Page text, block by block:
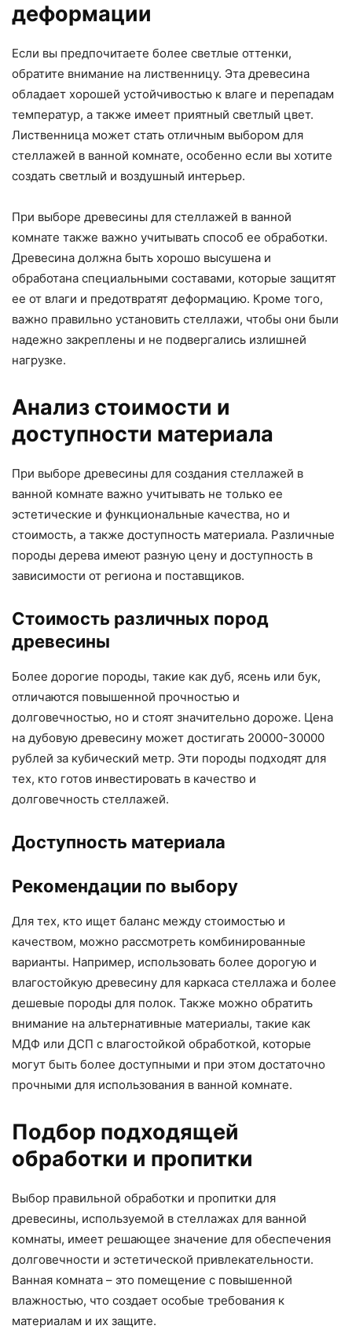
деформации
Если вы предпочитаете более светлые оттенки,
обратите внимание на лиственницу. Эта древесина
обладает хорошей устойчивостью к влаге и перепадам
температур, а также имеет приятный светлый цвет.
Лиственница может стать отличным выбором для
стеллажей в ванной комнате, особенно если вы хотите
создать светлый и воздушный интерьер.
При выборе древесины для стеллажей в ванной
комнате также важно учитывать способ ее обработки.
Древесина должна быть хорошо высушена и
обработана специальными составами, которые защитят
ее от влаги и предотвратят деформацию. Кроме того,
важно правильно установить стеллажи, чтобы они были
надежно закреплены и не подвергались излишней
нагрузке.
Анализ стоимости и
доступности материала
При выборе древесины для создания стеллажей в
ванной комнате важно учитывать не только ее
эстетические и функциональные качества, но и
стоимость, а также доступность материала. Различные
породы дерева имеют разную цену и доступность в
зависимости от региона и поставщиков.
Стоимость различных пород
древесины
Более дорогие породы, такие как дуб, ясень или бук,
отличаются повышенной прочностью и
долговечностью, но и стоят значительно дороже. Цена
на дубовую древесину может достигать 20000-30000
рублей за кубический метр. Эти породы подходят для
тех, кто готов инвестировать в качество и
долговечность стеллажей.
Доступность материала
Рекомендации по выбору
Для тех, кто ищет баланс между стоимостью и
качеством, можно рассмотреть комбинированные
варианты. Например, использовать более дорогую и
влагостойкую древесину для каркаса стеллажа и более
дешевые породы для полок. Также можно обратить
внимание на альтернативные материалы, такие как
МДФ или ДСП с влагостойкой обработкой, которые
могут быть более доступными и при этом достаточно
прочными для использования в ванной комнате.
Подбор подходящей
обработки и пропитки
Выбор правильной обработки и пропитки для
древесины, используемой в стеллажах для ванной
комнаты, имеет решающее значение для обеспечения
долговечности и эстетической привлекательности.
Ванная комната – это помещение с повышенной
влажностью, что создает особые требования к
материалам и их защите.